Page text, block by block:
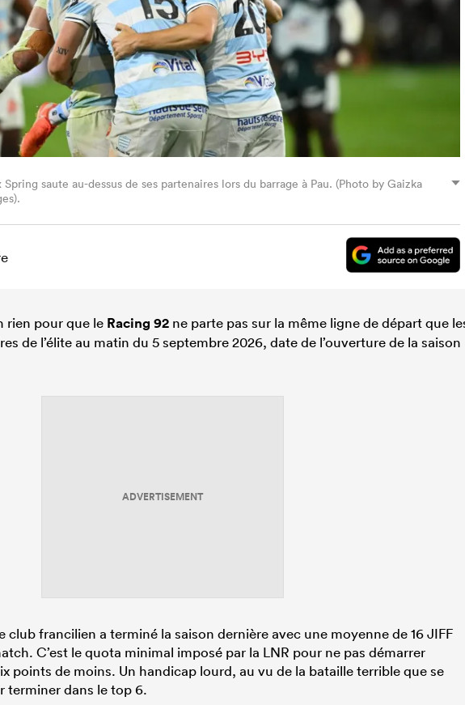
saute au-dessus de ses partenaires lors du barrage à Pau. (Photo by Gaizka
rien pour que le Racing 92 ne parte pas sur la même ligne de départ que
de l’élite au matin du 5 septembre 2026, date de l’ouverture de la saison
ADVERTISEMENT
club francilien a terminé la saison dernière avec une moyenne de 16 JIFF
C’est le quota minimal imposé par la LNR pour ne pas démarrer
points de moins. Un handicap lourd, au vu de la bataille terrible que se
terminer dans le top 6.